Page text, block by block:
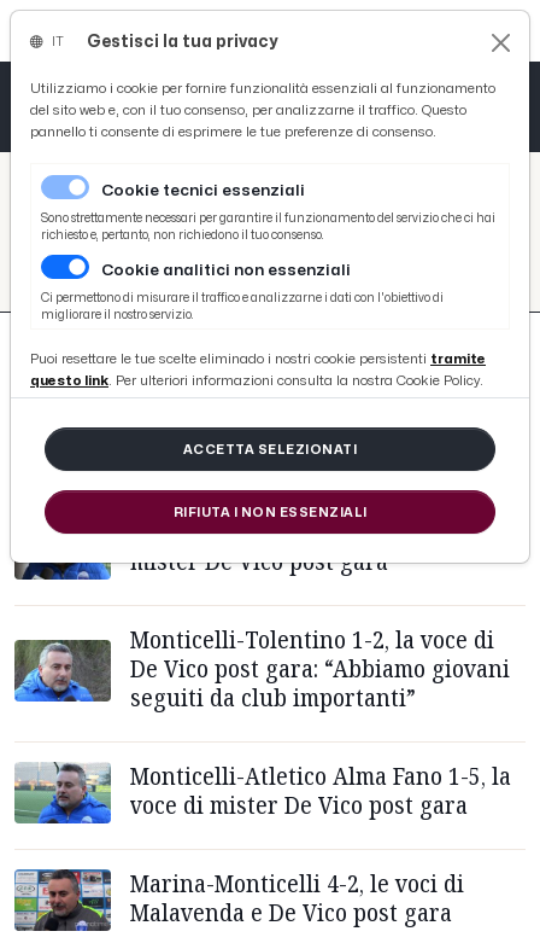
/ Picenotime
/ #interviste-monticelli
#INTERVISTE-MONTICELLI
149 ARTICOLI
Monticelli-Montefano 3-4, la voce di
mister De Vico post gara
Monticelli-Tolentino 1-2, la voce di
De Vico post gara: “Abbiamo giovani
seguiti da club importanti”
Monticelli-Atletico Alma Fano 1-5, la
voce di mister De Vico post gara
Marina-Monticelli 4-2, le voci di
Malavenda e De Vico post gara
Gestisci la tua privacy
Utilizziamo i cookie per fornire funzionalità essenziali al funzionamento
del sito web e, con il tuo consenso, per analizzarne il traffico. Questo
pannello ti consente di esprimere le tue preferenze di consenso.
Cookie tecnici essenziali
Sono strettamente necessari per garantire il funzionamento del servizio che ci hai
richiesto e, pertanto, non richiedono il tuo consenso.
Cookie analitici non essenziali
Ci permettono di misurare il traffico e analizzarne i dati con l'obiettivo di
migliorare il nostro servizio.
Puoi resettare le tue scelte eliminado i nostri cookie persistenti tramite
questo link. Per ulteriori informazioni consulta la nostra Cookie Policy.
ACCETTA SELEZIONATI
RIFIUTA I NON ESSENZIALI
Tutto News
Tutto Sport
Basket
Ciclismo
Tutto Curiosità